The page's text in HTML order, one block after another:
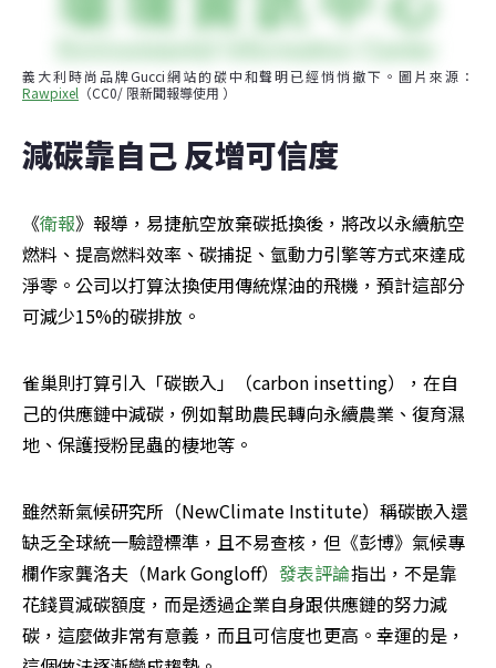
義大利時尚品牌Gucci網站的碳中和聲明已經悄悄撤下。圖片來源：
Rawpixel （CC0/ 限新聞報導使用 ）
減碳靠自己 反增可信度
《衛報》報導，易捷航空放棄碳抵換後，將改以永續航空
燃料、提高燃料效率、碳捕捉、氫動力引擎等方式來達成
淨零。公司以打算汰換使用傳統煤油的飛機，預計這部分
可減少15%的碳排放。
雀巢則打算引入「碳嵌入」（carbon insetting），在自
己的供應鏈中減碳，例如幫助農民轉向永續農業、復育濕
地、保護授粉昆蟲的棲地等。
雖然新氣候研究所（NewClimate Institute）稱碳嵌入還
缺乏全球統一驗證標準，且不易查核，但《彭博》氣候專
欄作家龔洛夫（Mark Gongloff） 發表評論指出，不是靠
花錢買減碳額度，而是透過企業自身跟供應鏈的努力減
碳，這麼做非常有意義，而且可信度也更高。幸運的是，